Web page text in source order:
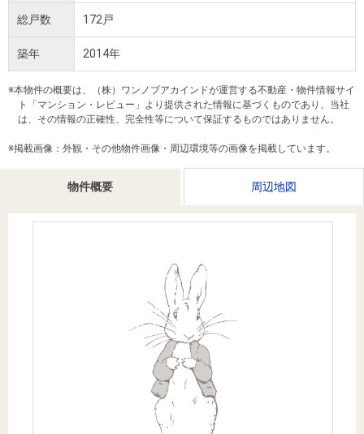
中古
マン
ショ
ンを
探す
新
中古
一戸
建て
を探
す
投
資
事業
用物
住宅ロー
ンシミュ
無
査
定
売
相
談
AI
時手
取り
周辺相場
検索
売却ガイ
店舗のご
案内（首
都圏）
店舗のご
古屋）
店舗のご
西）
ごあいさ
つ
会社概
MUFG
経営ビジ
ョン
組織図
役員一
覧
リリース
会社案内
新卒採用
情報
キャリア
法人のお客さま
会員ページ物件概要 周辺地図
総戸数 172戸
築年 2014年
※本物件の概要は、（株）ワンノブアカインドが運営する不動産・物件情報サイ
ト「マンション・レビュー」より提供された情報に基づくものであり、当社
は、その情報の正確性、完全性等について保証するものではありません。
※掲載画像：外観・その他物件画像・周辺環境等の画像を掲載しています。